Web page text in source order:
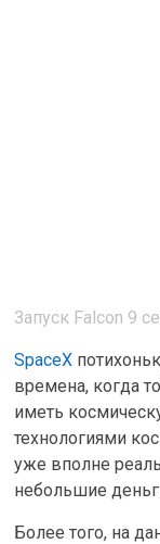
Запуск Falcon 9
SpaceX
времена, когда
иметь
технологиями
уже вполне
небольшие
Более того, на